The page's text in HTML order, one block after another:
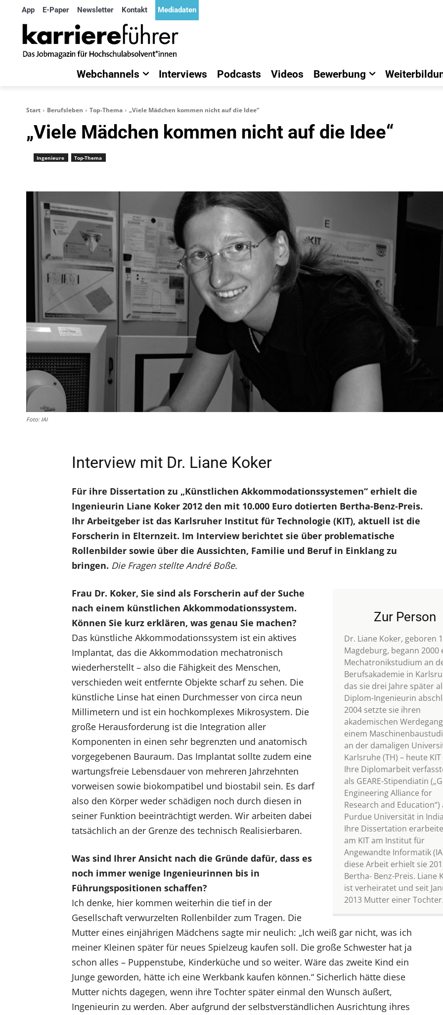
App E-Paper Newsletter Kontakt Mediadaten
Webchannels Interviews Podcasts Videos Bewerbung
Start Berufsleben Top-Thema „Viele Mädchen kommen nicht auf die Idee“
„Viele Mädchen kommen nicht auf die Idee“
Ingenieure Top-Thema
Foto: IAI
Interview mit Dr. Liane Koker
Für ihre Dissertation zu „Künstlichen Akkommodationssystemen“ erhielt die
Ingenieurin Liane Koker 2012 den mit 10.000 Euro dotierten Bertha-Benz-Preis.
Ihr Arbeitgeber ist das Karlsruher Institut für Technologie (KIT), aktuell ist die
Forscherin in Elternzeit. Im Interview berichtet sie über problematische
Rollenbilder sowie über die Aussichten, Familie und Beruf in Einklang zu
bringen. Die Fragen stellte André Boße.
Zur Person
Dr. Liane Koker, geboren
Magdeburg, begann 2000
Mechatronikstudium an
Berufsakademie in
das sie drei Jahre später
Diplom-Ingenieurin
2004 setzte sie ihren
akademischen
einem
an der damaligen
Karlsruhe (TH) – heute
Ihre Diplomarbeit
als GEARE-Stipendiatin
Engineering Alliance for
Research and
Purdue Universität in
Ihre Dissertation
am KIT am Institut für
Angewandte Informatik
diese Arbeit erhielt sie
Bertha- Benz-Preis. Liane
ist verheiratet und seit
2013 Mutter einer Tochter.
Frau Dr. Koker, Sie sind als Forscherin auf der Suche
nach einem künstlichen Akkommodationssystem.
Können Sie kurz erklären, was genau Sie machen?
Das künstliche Akkommodationssystem ist ein aktives
Implantat, das die Akkommodation mechatronisch
wiederherstellt – also die Fähigkeit des Menschen,
verschieden weit entfernte Objekte scharf zu sehen. Die
künstliche Linse hat einen Durchmesser von circa neun
Millimetern und ist ein hochkomplexes Mikrosystem. Die
große Herausforderung ist die Integration aller
Komponenten in einen sehr begrenzten und anatomisch
vorgegebenen Bauraum. Das Implantat sollte zudem eine
wartungsfreie Lebensdauer von mehreren Jahrzehnten
vorweisen sowie biokompatibel und biostabil sein. Es darf
also den Körper weder schädigen noch durch diesen in
seiner Funktion beeinträchtigt werden. Wir arbeiten dabei
tatsächlich an der Grenze des technisch Realisierbaren.
Was sind Ihrer Ansicht nach die Gründe dafür, dass es
noch immer wenige Ingenieurinnen bis in
Führungspositionen schaffen?
Ich denke, hier kommen weiterhin die tief in der
Gesellschaft verwurzelten Rollenbilder zum Tragen. Die
Mutter eines einjährigen Mädchens sagte mir neulich: „Ich weiß gar nicht, was ich
meiner Kleinen später für neues Spielzeug kaufen soll. Die große Schwester hat ja
schon alles – Puppenstube, Kinderküche und so weiter. Wäre das zweite Kind ein
Junge geworden, hätte ich eine Werkbank kaufen können.“ Sicherlich hätte diese
Mutter nichts dagegen, wenn ihre Tochter später einmal den Wunsch äußert,
Ingenieurin zu werden. Aber aufgrund der selbstverständlichen Ausrichtung ihres